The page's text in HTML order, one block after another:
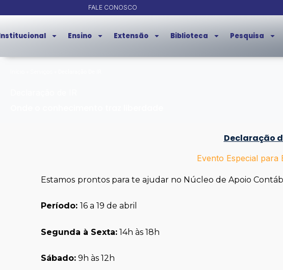
o
FALE CONOSCO
Ensino Extensão Biblioteca Pesquisa
Declaração
Evento Especial para
Estamos prontos para te ajudar no Núcleo de Apoio
Período: 16 a 19 de abril
Segunda à Sexta: 14h às 18h
Sábado: 9h às 12h